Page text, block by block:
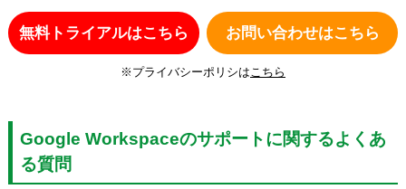
無料トライアルはこちら お問い合わせはこちら
※プライバシーポリシは こちら
Google Workspaceのサポートに関するよくあ
る質問